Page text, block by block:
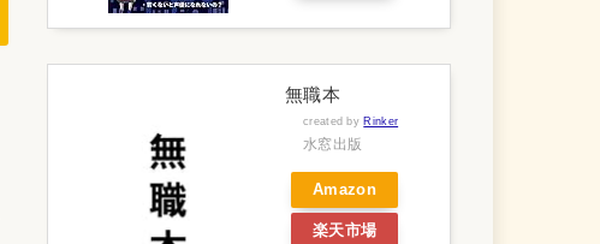
無職本
created by Rinker
水窓出版
Amazon
楽天市場